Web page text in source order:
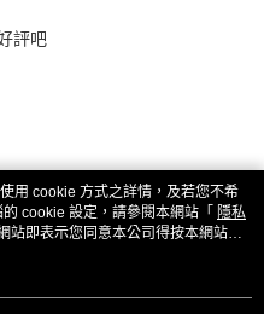
評吧
用 cookie 方式之詳情，及若您不希
cookie 設定，請參閱本網站「 隱私
站即表示您同意本公司得按本網站使